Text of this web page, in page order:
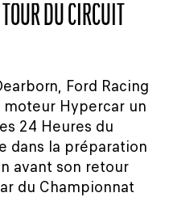
DU CIRCUIT
Ford Racing
Hypercar un
24 Heures du
dans la préparation
avant son retour
du Championnat